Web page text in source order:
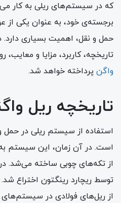
که در سیستم‌های ریلی به کار
برجسته‌ی خود، به عنوان یکی از
حمل و نقل، اهمیت بسیاری دارد.
تاریخچه، کاربرد، مزایا و
واگن پرداخته خواهد شد.
تاریخچه ریل
است. در آن زمان، این سیستم
توسط ریچارد رینگتون اختراع
از ریل‌های فولادی در